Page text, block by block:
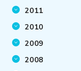
2011
2010
2009
2008